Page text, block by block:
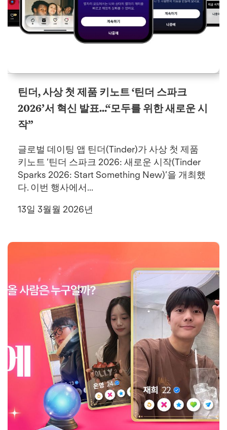
틴더, 사상 첫 제품 키노트 ‘틴더 스파크
2026’서 혁신 발표...“모두를 위한 새로운 시
작”
글로벌 데이팅 앱 틴더(Tinder)가 사상 첫 제품
키노트 ‘틴더 스파크 2026: 새로운 시작(Tinder
Sparks 2026: Start Something New)’을 개최했
다. 이번 행사에서...
13일 3월월 2026년